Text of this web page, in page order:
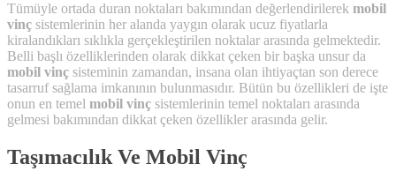
Tümüyle ortada duran noktaları bakımından değerlendirilerek mobil
vinç sistemlerinin her alanda yaygın olarak ucuz fiyatlarla
kiralandıkları sıklıkla gerçekleştirilen noktalar arasında gelmektedir.
Belli başlı özelliklerinden olarak dikkat çeken bir başka unsur da
mobil vinç sisteminin zamandan, insana olan ihtiyaçtan son derece
tasarruf sağlama imkanının bulunmasıdır. Bütün bu özellikleri de işte
onun en temel mobil vinç sistemlerinin temel noktaları arasında
gelmesi bakımından dikkat çeken özellikler arasında gelir.
Taşımacılık Ve Mobil Vinç